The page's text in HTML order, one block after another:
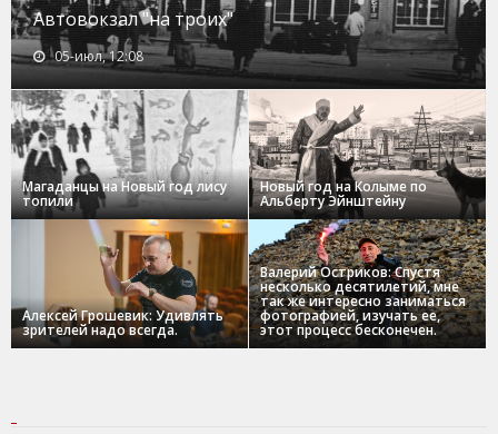
Автовокзал "на троих"
05-июл, 12:08
Магаданцы на Новый год лису
топили
Новый год на Колыме по
Альберту Эйнштейну
Алексей Грошевик: Удивлять
зрителей надо всегда.
Валерий Остриков: Спустя
несколько десятилетий, мне
так же интересно заниматься
фотографией, изучать ее,
этот процесс бесконечен.